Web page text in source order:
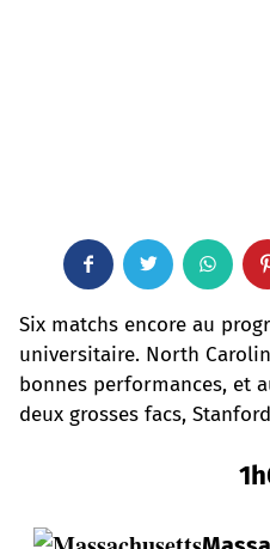
a
c
e
i
t
W
a
t
Six matchs encore au
universitaire. North
bonnes performances, et
deux grosses facs,